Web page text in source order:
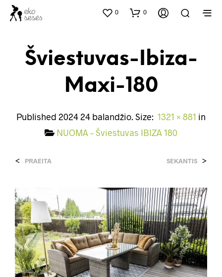
0 0
Šviestuvas-Ibiza-
Maxi-180
Published 2024 24 balandžio. Size: 1321 × 881 in
NUOMA – Šviestuvas IBIZA 180
< PRAEITA SEKANTIS >